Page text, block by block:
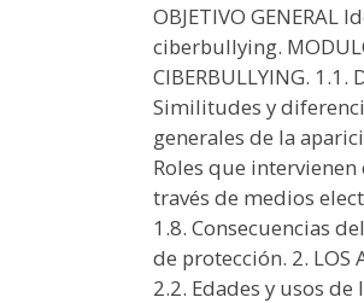
OBJETIVO
ciberbullying.
CIBERBULLYING.
Similitudes y
generales de la
Roles que
través de medios
1.8. Consecuencias
de protección. 2. LOS
2.2. Edades y usos